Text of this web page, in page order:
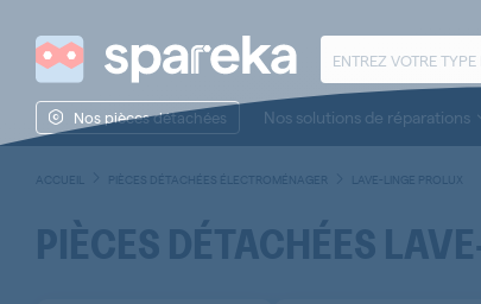
Nos pièces détachées Nos solutions de réparations
ACCUEIL PIÈCES DÉTACHÉES ÉLECTROMÉNAGER LAVE-LINGE PROLUX
PIÈCES DÉTACHÉES